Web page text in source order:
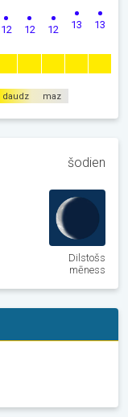
12 12 12 13 13
daudz maz
šodien
Dilstošs
mēness